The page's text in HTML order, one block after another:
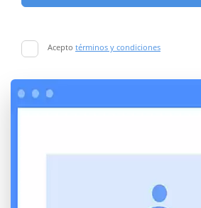
Acepto términos y condiciones